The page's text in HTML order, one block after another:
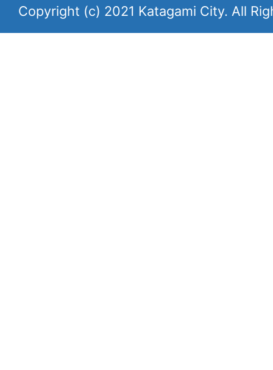
Copyright (c) 2021 Katagami City. All